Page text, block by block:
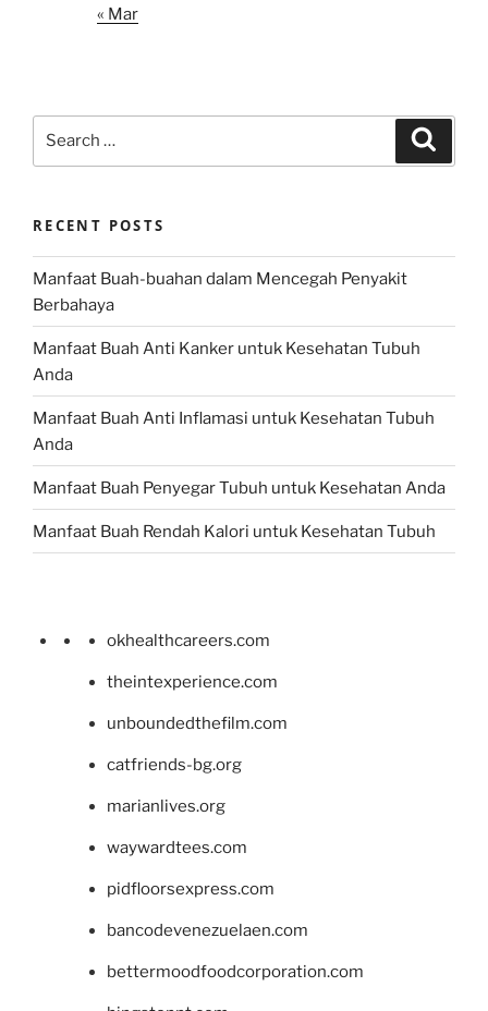
« Mar
RECENT POSTS
Manfaat Buah-buahan dalam Mencegah Penyakit
Berbahaya
Manfaat Buah Anti Kanker untuk Kesehatan Tubuh
Anda
Manfaat Buah Anti Inflamasi untuk Kesehatan Tubuh
Anda
Manfaat Buah Penyegar Tubuh untuk Kesehatan Anda
Manfaat Buah Rendah Kalori untuk Kesehatan Tubuh
okhealthcareers.com
theintexperience.com
unboundedthefilm.com
catfriends-bg.org
marianlives.org
waywardtees.com
pidfloorsexpress.com
bancodevenezuelaen.com
bettermoodfoodcorporation.com